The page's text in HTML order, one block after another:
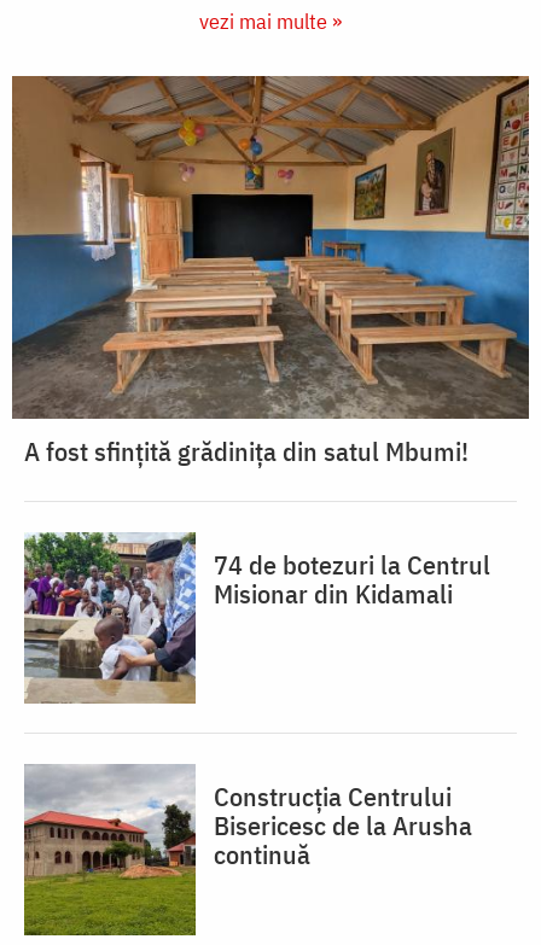
vezi mai multe »
A fost sfințită grădinița din satul Mbumi!
74 de botezuri la Centrul
Misionar din Kidamali
Construcția Centrului
Bisericesc de la Arusha
continuă